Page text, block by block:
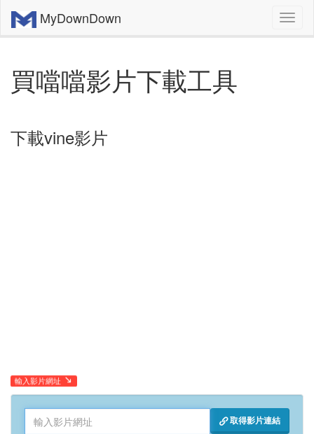
MyDownDown
買噹噹影片下載工具
下載vine影片
輸入影片網址
取得影片連結